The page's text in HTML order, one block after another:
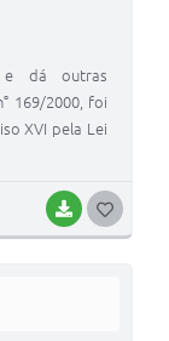
BAIXAR
e dá outras
169/2000, foi
XVI pela Lei